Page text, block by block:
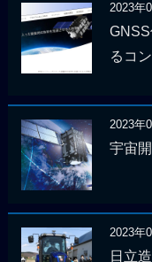
2023年
るコ
2023年
宇宙
2023年
日立